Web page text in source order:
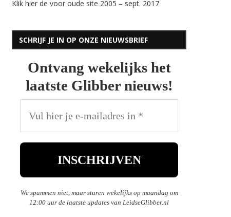
Klik hier de voor oude site 2005 – sept. 2017
SCHRIJF JE IN OP ONZE NIEUWSBRIEF
Ontvang wekelijks het
laatste Glibber nieuws!
We spammen niet, maar sturen wekelijks op maandag om
12:00 uur de laatste updates van LeidseGlibber.nl